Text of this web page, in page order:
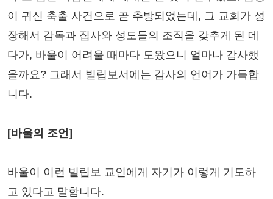
이 귀신 축출 사건으로 곧 추방되었는데, 그 교회가 성
장해서 감독과 집사와 성도들의 조직을 갖추게 된 데
다가, 바울이 어려울 때마다 도왔으니 얼마나 감사했
을까요? 그래서 빌립보서에는 감사의 언어가 가득합
니다.
[바울의 조언]
바울이 이런 빌립보 교인에게 자기가 이렇게 기도하
고 있다고 말합니다.